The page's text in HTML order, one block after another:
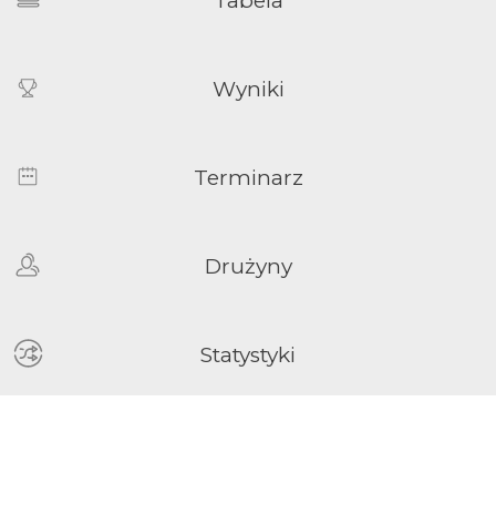
Wyniki
Terminarz
Drużyny
Statystyki